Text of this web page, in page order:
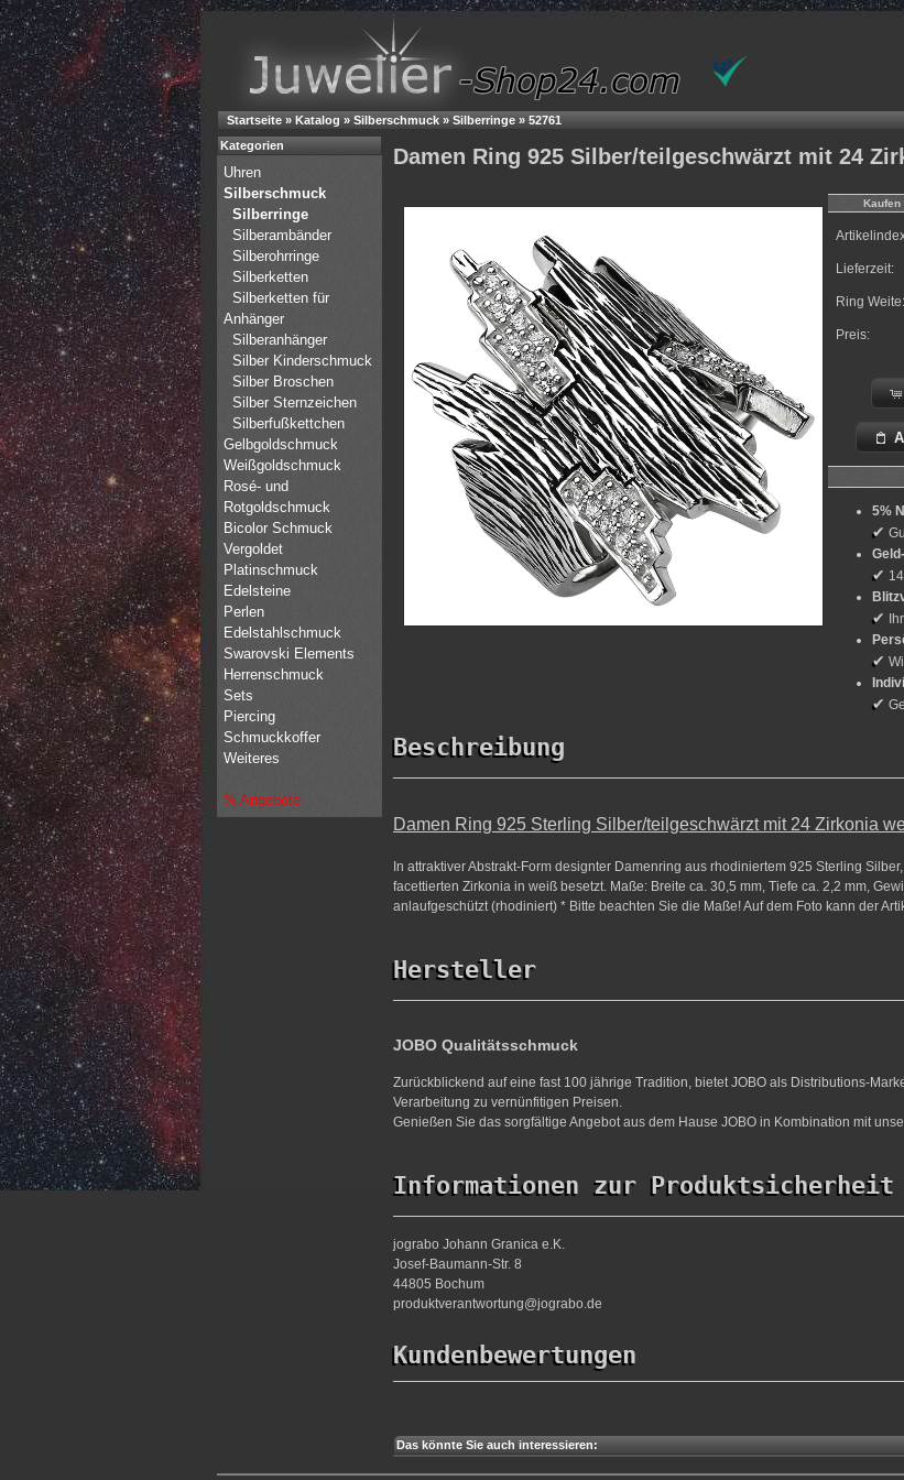
Startseite » Katalog » Silberschmuck » Silberringe » 52761
Damen Ring 925 Silber/teilgeschwärzt mit 24
Lieferzeit:
Ring Weite:
Preis:
5%
✔
✔
✔
✔
✔
Beschreibung
Damen Ring 925 Sterling Silber/teilgeschwärzt mit 24 Zirkonia
In attraktiver Abstrakt-Form designter Damenring aus rhodiniertem 925 Sterling
facettierten Zirkonia in weiß besetzt. Maße: Breite ca. 30,5 mm, Tiefe ca. 2,2 mm,
anlaufgeschützt (rhodiniert) * Bitte beachten Sie die Maße! Auf dem Foto kann der
Hersteller
JOBO Qualitätsschmuck
Zurückblickend auf eine fast 100 jährige Tradition, bietet JOBO als Distributions-
Verarbeitung zu vernünfitigen Preisen.
Genießen Sie das sorgfältige Angebot aus dem Hause JOBO in Kombination mit
Informationen zur Produktsicherheit
jograbo Johann Granica e.K.
Josef-Baumann-Str. 8
44805 Bochum
produktverantwortung@jograbo.de
Kundenbewertungen
Das könnte Sie auch interessieren:
Kategorien
Uhren
Silberschmuck
Silberringe
Silberambänder
Silberohrringe
Silberketten
Silberketten für
Anhänger
Silberanhänger
Silber Kinderschmuck
Silber Broschen
Silber Sternzeichen
Silberfußkettchen
Gelbgoldschmuck
Weißgoldschmuck
Rosé- und
Rotgoldschmuck
Bicolor Schmuck
Vergoldet
Platinschmuck
Edelsteine
Perlen
Edelstahlschmuck
Swarovski Elements
Herrenschmuck
Sets
Piercing
Schmuckkoffer
Weiteres
% Angebote